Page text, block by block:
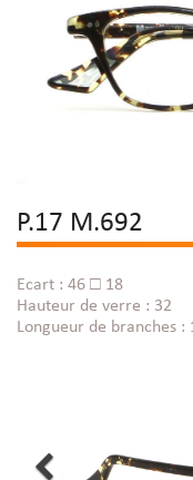
P.17 M.692
Ecart : 46 □ 18
Hauteur de verre : 32
Longueur de branches :